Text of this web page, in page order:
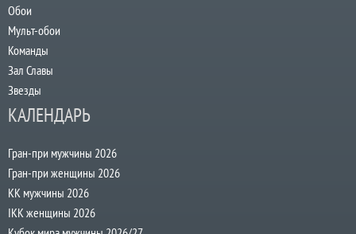
Обои
Мульт-обои
Команды
Зал Славы
Звезды
КАЛЕНДАРЬ
Гран-при мужчины 2026
Гран-при женщины 2026
КК мужчины 2026
IKK женщины 2026